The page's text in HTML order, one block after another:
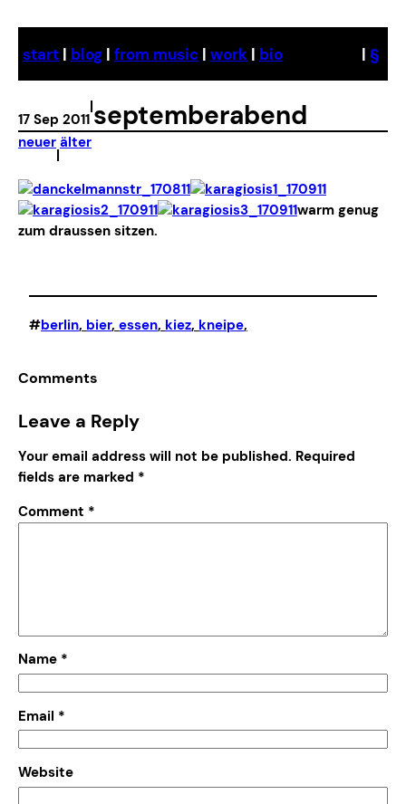
content
start | blog | from music | work | bio | §
17 Sep 2011
|septemberabend
neuer
|
älter
warm genug
zum draussen sitzen.
#berlin, bier, essen, kiez, kneipe,
Comments
Leave a Reply
Your email address will not be published. Required
fields are marked *
Comment *
Name *
Email *
Website